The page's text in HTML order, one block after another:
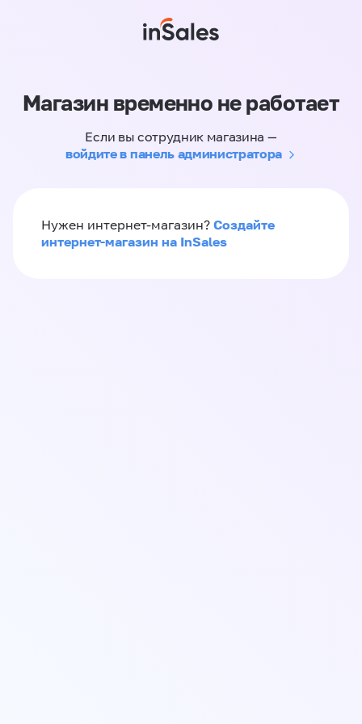
Магазин временно не работает
Если вы сотрудник магазина —
войдите в панель администратора
Нужен интернет-магазин? Создайте
интернет-магазин на InSales